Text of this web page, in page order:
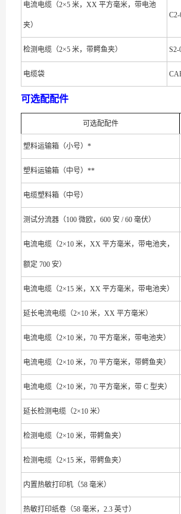
电流电缆（2×5 米，XX 平方毫米，带电池
夹）
检测电缆（2×5 米，带鳄鱼夹） S2-
电缆袋
可选配配件
可选配配件
塑料运输箱（小号）*
塑料运输箱（中号）**
电缆塑料箱（中号）
测试分流器（100 微欧，600 安 / 60 毫伏）
电流电缆（2×10 米，XX 平方毫米，带电池夹，
额定 700 安）
电流电缆（2×15 米，XX 平方毫米，带电池夹）
延长电流电缆（2×10 米，XX 平方毫米）
电流电缆（2×10 米，70 平方毫米，带电池夹）
电流电缆（2×10 米，70 平方毫米，带鳄鱼夹）
电流电缆（2×10 米，70 平方毫米，带 C 型夹）
延长检测电缆（2×10 米）
检测电缆（2×10 米，带鳄鱼夹）
检测电缆（2×15 米，带鳄鱼夹）
内置热敏打印机（58 毫米）
热敏打印纸卷（58 毫米，2.3 英寸）